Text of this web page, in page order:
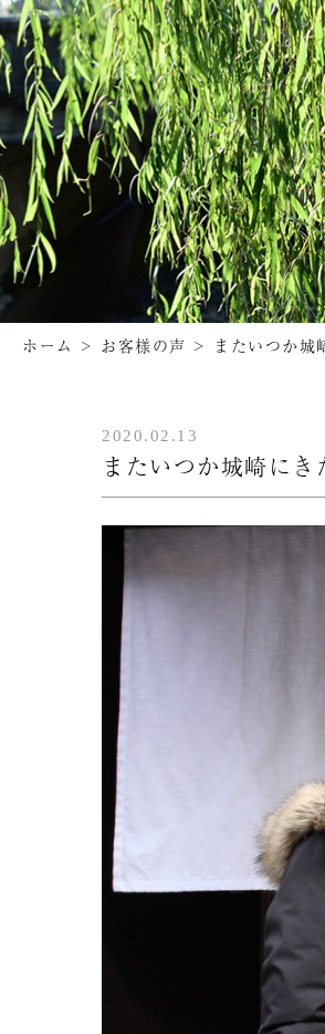
ホーム > お客様の声 > またいつか城
2020.02.13
またいつか城崎にき